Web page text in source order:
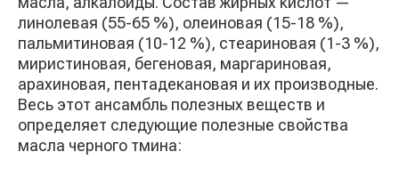
линолевая (55-65 %), олеиновая (15-18 %),
пальмитиновая (10-12 %), стеариновая (1-3 %),
миристиновая, бегеновая, маргариновая,
арахиновая, пентадекановая и их производные.
Весь этот ансамбль полезных веществ и
определяет следующие полезные свойства
масла черного тмина: